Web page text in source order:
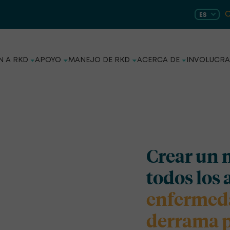
ES
A RKD APOYO MANEJO DE RKD ACERCA DE
Crear un
todos los
derrama